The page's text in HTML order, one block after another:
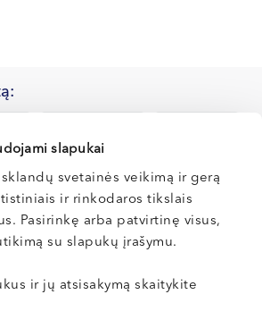
slapukai
svetainės veikimą ir gerą
ir rinkodaros tikslais
Pasirinkę arba patvirtinę visus,
su slapukų įrašymu.
ir jų atsisakymą skaitykite
gydytojai